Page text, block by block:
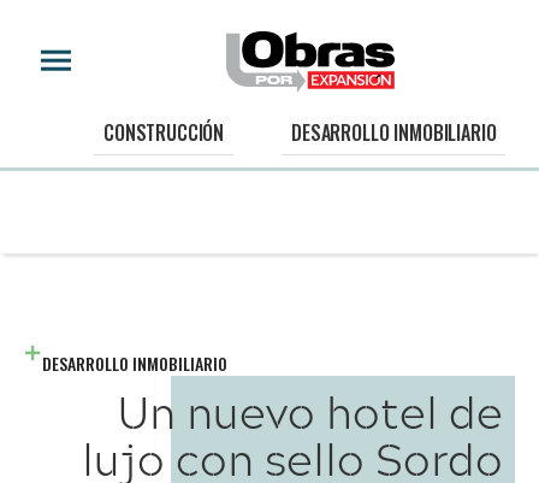
CONSTRUCCIÓN DESARROLLO INMOBILIARIO
DESARROLLO INMOBILIARIO
Un nuevo hotel de
lujo con sello Sordo